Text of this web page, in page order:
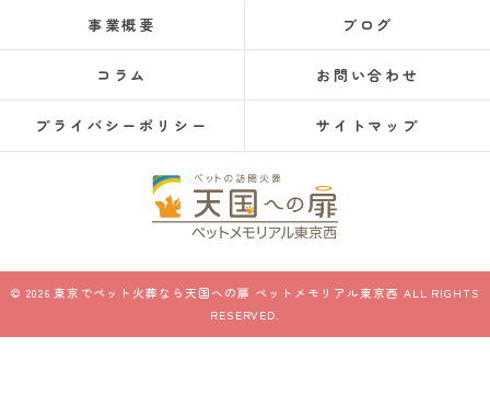
事業概要 ブログ
コラム お問い合わせ
プライバシーポリシー サイトマップ
© 2026 東京でペット火葬なら天国への扉 ペットメモリアル東京西 ALL RIGHTS
RESERVED.